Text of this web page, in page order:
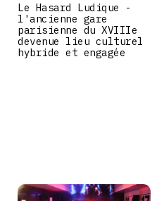
Le Hasard Ludique -
l'ancienne gare
parisienne du XVIIIe
devenue lieu culturel
hybride et engagée